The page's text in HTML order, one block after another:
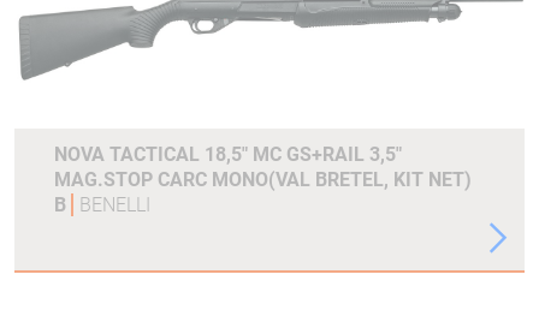
NOVA TACTICAL 18,5" MC GS+RAIL 3,5"
MAG.STOP CARC MONO(VAL BRETEL, KIT NET)
B
BENELLI